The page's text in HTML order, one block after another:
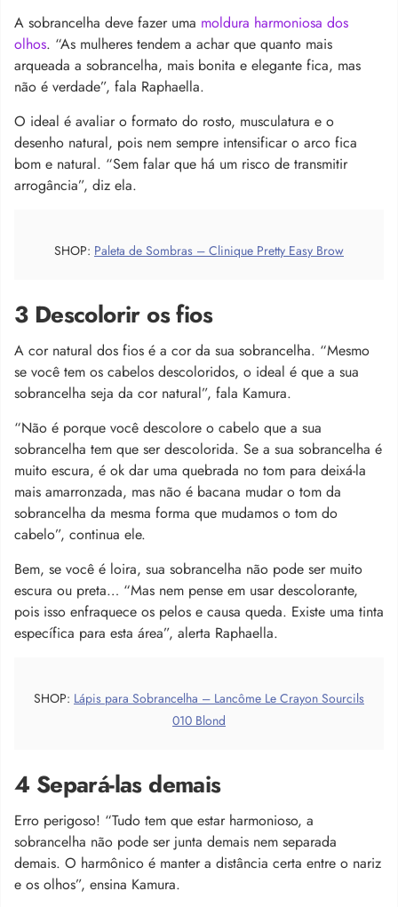
A sobrancelha deve fazer uma moldura harmoniosa dos
olhos. “As mulheres tendem a achar que quanto mais
arqueada a sobrancelha, mais bonita e elegante fica, mas
não é verdade”, fala Raphaella.
O ideal é avaliar o formato do rosto, musculatura e o
desenho natural, pois nem sempre intensificar o arco fica
bom e natural. “Sem falar que há um risco de transmitir
arrogância”, diz ela.
SHOP: Paleta de Sombras – Clinique Pretty Easy Brow
3 Descolorir os fios
A cor natural dos fios é a cor da sua sobrancelha. “Mesmo
se você tem os cabelos descoloridos, o ideal é que a sua
sobrancelha seja da cor natural”, fala Kamura.
“Não é porque você descolore o cabelo que a sua
sobrancelha tem que ser descolorida. Se a sua sobrancelha é
muito escura, é ok dar uma quebrada no tom para deixá-la
mais amarronzada, mas não é bacana mudar o tom da
sobrancelha da mesma forma que mudamos o tom do
cabelo”, continua ele.
Bem, se você é loira, sua sobrancelha não pode ser muito
escura ou preta… “Mas nem pense em usar descolorante,
pois isso enfraquece os pelos e causa queda. Existe uma tinta
específica para esta área”, alerta Raphaella.
SHOP: Lápis para Sobrancelha – Lancôme Le Crayon Sourcils
010 Blond
4 Separá-las demais
Erro perigoso! “Tudo tem que estar harmonioso, a
sobrancelha não pode ser junta demais nem separada
demais. O harmônico é manter a distância certa entre o nariz
e os olhos”, ensina Kamura.